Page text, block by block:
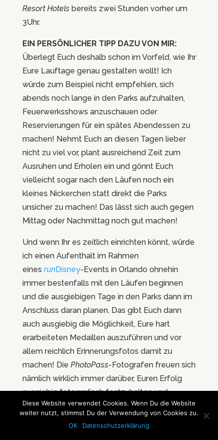
Resort Hotelsbereits zwei Stunden vorher um
3Uhr.
EIN PERSÖNLICHER TIPP DAZU VON MIR:
Überlegt Euch deshalb schon im Vorfeld, wie Ihr
Eure Lauftage genau gestalten wollt! Ich
würde zum Beispiel nicht empfehlen, sich
abends noch lange in den Parks aufzuhalten,
Feuerwerksshows anzuschauen oder
Reservierungen für ein spätes Abendessen zu
machen! Nehmt Euch an diesen Tagen lieber
nicht zu viel vor, plant ausreichend Zeit zum
Ausruhen und Erholen ein und gönnt Euch
vielleicht sogar nach den Läufen noch ein
kleines Nickerchen statt direkt die Parks
unsicher zu machen! Das lässt sich auch gegen
Mittag oder Nachmittag noch gut machen!
Und wenn Ihr es zeitlich einrichten könnt, würde
ich einen Aufenthalt im Rahmen
eines runDisney-Events in Orlando ohnehin
immer bestenfalls mit den Läufen beginnen
und die ausgiebigen Tage in den Parks dann im
Anschluss daran planen. Das gibt Euch dann
auch ausgiebig die Möglichkeit, Eure hart
erarbeiteten Medaillen auszuführen und vor
allem reichlich Erinnerungsfotos damit zu
machen! Die PhotoPass-Fotografen freuen sich
nämlich wirklich immer darüber, Euren Erfolg
ausgiebig fotografisch festzuhalten und
werden dabei meistens sogar richtig kreativ!
Aber noch einmal zurück zu meinem
Diese Website verwendet Cookies. Wenn Du die Website
weiter nutzt, stimmst Du der Verwendung von Cookies zu.
OK
Datenschutzerklärung